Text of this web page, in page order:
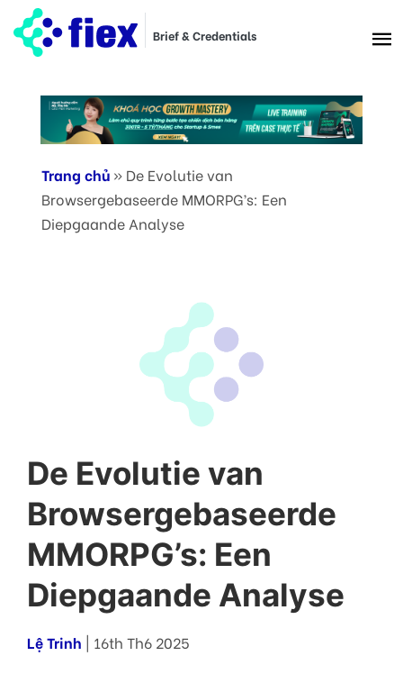
Brief & Credentials
Trang chủ » De Evolutie van
Browsergebaseerde MMORPG’s: Een
Diepgaande Analyse
De Evolutie van
Browsergebaseerde
MMORPG’s: Een
Diepgaande Analyse
Lệ Trinh | 16th Th6 2025